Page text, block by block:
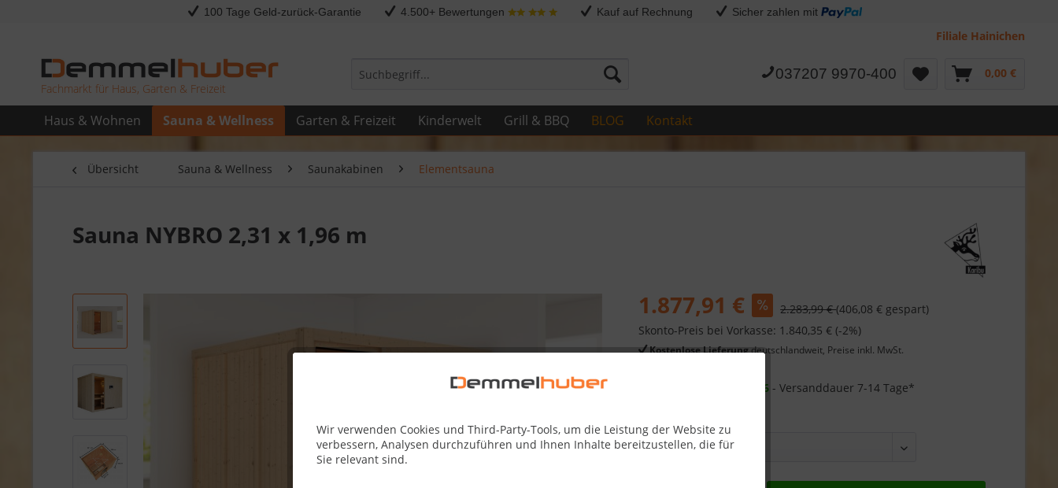
100 Tage Geld-zurück-Garantie 4.500+ Bewertungen Kauf auf Rechnung Sicher zahlen mit
Filiale Hainichen
Fachmarkt für Haus, Garten & Freizeit
037207 9970-400 0,00 €
Haus & Wohnen Sauna & Wellness Garten & Freizeit Kinderwelt Grill & BBQ BLOG Kontakt
Wir verwenden Cookies und Third-Party-Tools, um die Leistung der Website zu
verbessern, Analysen durchzuführen und Ihnen Inhalte bereitzustellen, die für
Sie relevant sind.
Übersicht Sauna & Wellness Saunakabinen Elementsauna
Sauna NYBRO 2,31 x 1,96 m
1.877,91 € 2.283,99 €(406,08 € gespart)
Skonto-Preis bei Vorkasse: 1.840,35 € (-2%)
Kostenlose Lieferungdeutschlandweit, Preise inkl. MwSt.
21.09.26 - Versanddauer 7-14 Tage*